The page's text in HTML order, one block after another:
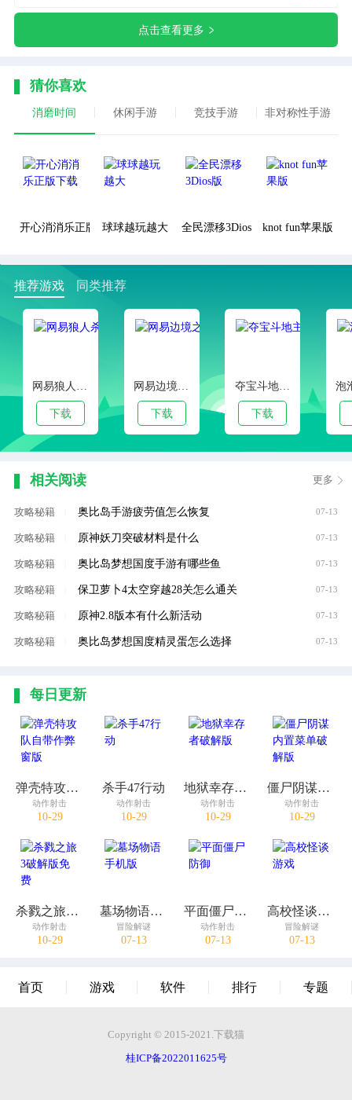
点击查看更多
猜你喜欢
消磨时间 休闲手游 竞技手游 非对称性手游
开心消消乐正版下载球球越玩越大 全民漂移3Dios版 knot fun苹果版
推荐游戏 同类推荐
下载 下载
夺宝斗地主腾讯版
下载
相关阅读 更多
攻略秘籍 奥比岛手游疲劳值怎么恢复 07-13
攻略秘籍 原神妖刀突破材料是什么 07-13
攻略秘籍 奥比岛梦想国度手游有哪些鱼 07-13
攻略秘籍 保卫萝卜4太空穿越28关怎么通关 07-13
攻略秘籍 原神2.8版本有什么新活动 07-13
攻略秘籍 奥比岛梦想国度精灵蛋怎么选择 07-13
每日更新
弹壳特攻队自带作弊窗版
动作射击
10-29
杀手47行动
动作射击
10-29
地狱幸存者破解版
动作射击
10-29
僵尸阴谋内置菜单破解版
动作射击
10-29
杀戮之旅3破解版免费
动作射击
10-29
墓场物语手机版
冒险解谜
07-13
平面僵尸防御
动作射击
07-13
高校怪谈游戏
冒险解谜
07-13
首页 游戏 软件 排行 专题
Copyright © 2015-2021.下载猫
桂ICP备2022011625号